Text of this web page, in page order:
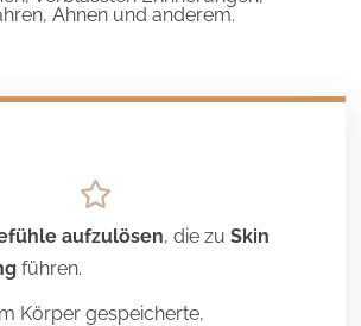
aufzulösen, die zu Skin
führen.
Körper gespeicherte,